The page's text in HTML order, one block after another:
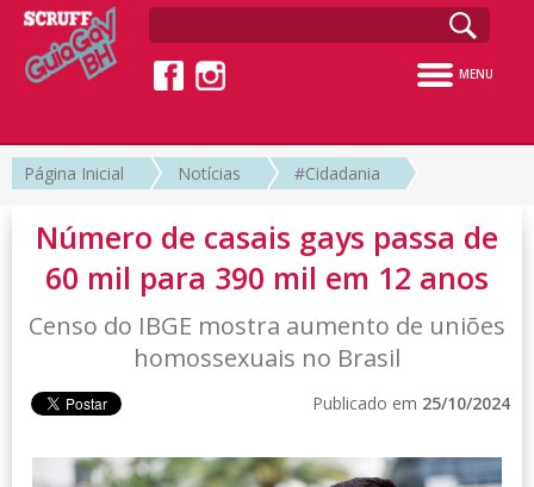
MENU
Página Inicial Notícias #Cidadania
Número de casais gays passa de
60 mil para 390 mil em 12 anos
Censo do IBGE mostra aumento de uniões
homossexuais no Brasil
Publicado em 25/10/2024